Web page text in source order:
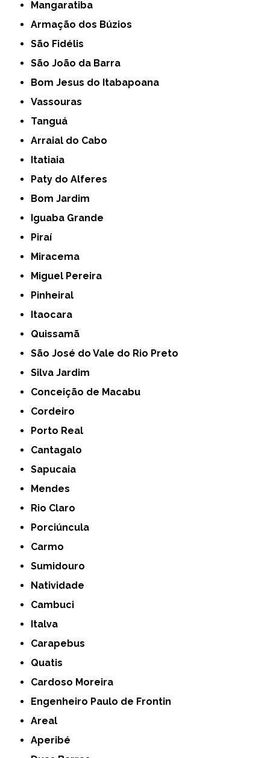
Mangaratiba
Armação dos Búzios
São Fidélis
São João da Barra
Bom Jesus do Itabapoana
Vassouras
Tanguá
Arraial do Cabo
Itatiaia
Paty do Alferes
Bom Jardim
Iguaba Grande
Piraí
Miracema
Miguel Pereira
Pinheiral
Itaocara
Quissamã
São José do Vale do Rio Preto
Silva Jardim
Conceição de Macabu
Cordeiro
Porto Real
Cantagalo
Sapucaia
Mendes
Rio Claro
Porciúncula
Carmo
Sumidouro
Natividade
Cambuci
Italva
Carapebus
Quatis
Cardoso Moreira
Engenheiro Paulo de Frontin
Areal
Aperibé